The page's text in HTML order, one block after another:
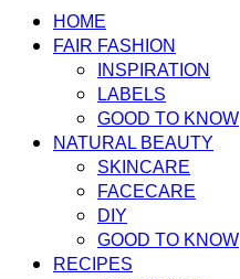
HOME
FAIR FASHION
INSPIRATION
LABELS
GOOD TO KNOW
NATURAL BEAUTY
SKINCARE
FACECARE
DIY
GOOD TO KNOW
RECIPES